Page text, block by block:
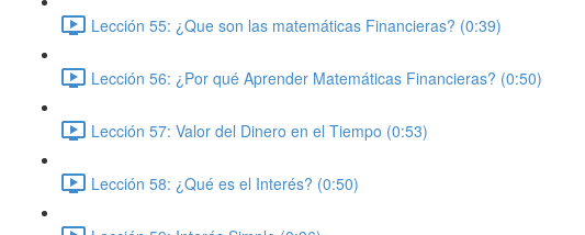
Lección 55: ¿Que son las matemáticas Financieras? (0:39)
Lección 56: ¿Por qué Aprender Matemáticas Financieras? (0:50)
Lección 57: Valor del Dinero en el Tiempo (0:53)
Lección 58: ¿Qué es el Interés? (0:50)